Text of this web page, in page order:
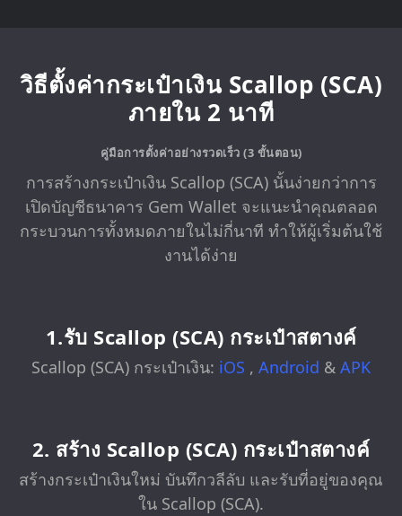
วิธีตั้งค่ากระเป๋าเงิน Scallop (SCA)
ภายใน 2 นาที
คู่มือการตั้งค่าอย่างรวดเร็ว (3 ขั้นตอน)
การสร้างกระเป๋าเงิน Scallop (SCA) นั้นง่ายกว่าการ
เปิดบัญชีธนาคาร Gem Wallet จะแนะนำคุณตลอด
กระบวนการทั้งหมดภายในไม่กี่นาที ทำให้ผู้เริ่มต้นใช้
งานได้ง่าย
1.รับ Scallop (SCA) กระเป๋าสตางค์
Scallop (SCA) กระเป๋าเงิน: iOS , Android & APK
2. สร้าง Scallop (SCA) กระเป๋าสตางค์
สร้างกระเป๋าเงินใหม่ บันทึกวลีลับ และรับที่อยู่ของคุณ
ใน Scallop (SCA).